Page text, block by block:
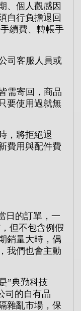
、個人觀感因
自行負擔退回
續費、轉帳手
司客服人員或
需寄回，商品
要使用過就無
，將拒絕退
費用與配件費
日的訂單，一
但不包含例假
銷量大時，偶
我們也會主動
”典勤科技
司的自有品
雜亂市場，保